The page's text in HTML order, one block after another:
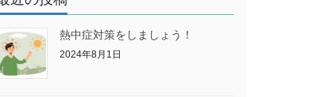
熱中症対策をしましょう！
2024年8月1日